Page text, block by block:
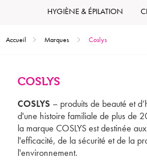
HYGIÈNE & ÉPILATION
Accueil Marques Coslys
COSLYS
COSLYS – produits de beauté et
d'une histoire familiale de plus de
la marque COSLYS est destinée
l'efficacité, de la sécurité et de la
l'environnement.